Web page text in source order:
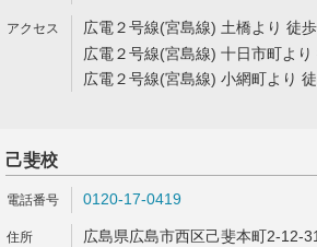
広電２号線(宮島線) 土橋より 徒
広電２号線(宮島線) 十日市町よ
広電２号線(宮島線) 小網町より
己斐校
0120-17-0419
広島県広島市西区己斐本町2-12-31